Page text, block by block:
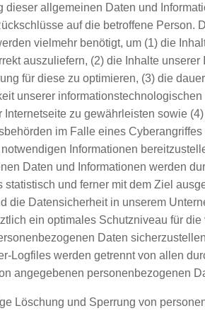
dieser allgemeinen Daten und
auf die betroffene Person.
vielmehr benötigt, um (1) die
auszuliefern, (2) die Inhalte unserer
für diese zu optimieren, (3) die
unserer
Internetseite zu gewährleisten sowie
im Falle eines Cyberangriffes
Informationen
Daten und Informationen werden
statistisch und ferner mit dem Ziel
die Datensicherheit in unserem
ein optimales Schutzniveau für die
Daten
Logfiles werden getrennt von allen
angegebenen personenbezogenen
Löschung und Sperrung von